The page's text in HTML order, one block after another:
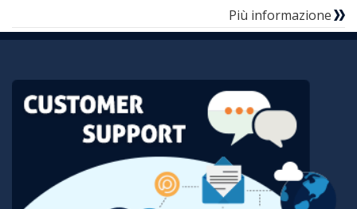
Più informazione